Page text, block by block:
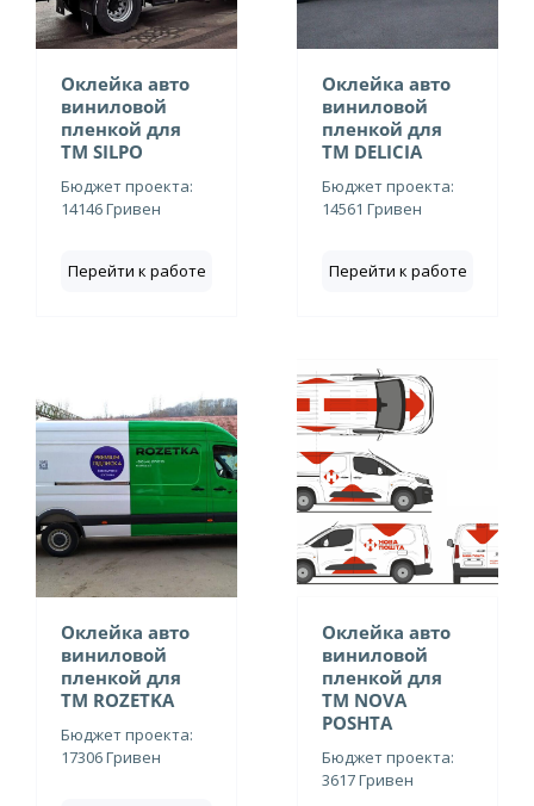
Оклейка авто
виниловой
пленкой для
ТМ SILPO
Бюджет проекта:
14146 Гривен
Перейти к работе
Оклейка авто
виниловой
пленкой для
ТМ DELICIA
Бюджет проекта:
14561 Гривен
Перейти к работе
Оклейка авто
виниловой
пленкой для
ТМ ROZETKA
Бюджет проекта:
17306 Гривен
Оклейка авто
виниловой
пленкой для
ТМ NOVA
POSHTA
Бюджет проекта:
3617 Гривен